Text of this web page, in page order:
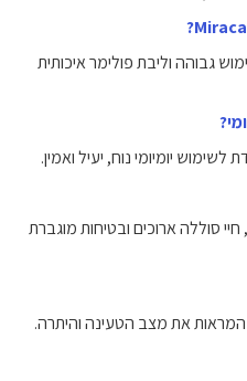
גבוהה וליבת פולימר איכותית
סוללה ארוכים ובטיחות מוגברת